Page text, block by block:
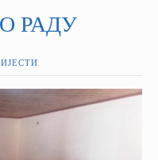
РАДУ